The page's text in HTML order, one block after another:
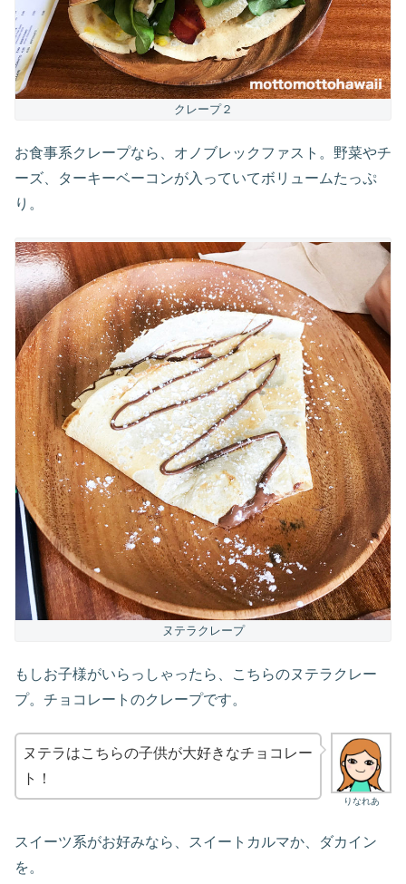
クレープ２
お食事系クレープなら、オノブレックファスト。野菜やチ
ーズ、ターキーベーコンが入っていてボリュームたっぷ
り。
ヌテラクレープ
もしお子様がいらっしゃったら、こちらのヌテラクレー
プ。チョコレートのクレープです。
りなれあ
ヌテラはこちらの子供が大好きなチョコレー
ト！
スイーツ系がお好みなら、スイートカルマか、ダカイン
を。